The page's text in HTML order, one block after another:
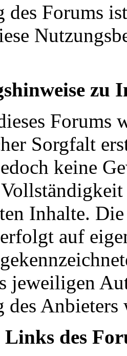
des Forums
zu
Forums
Sorgfalt
keine
Inhalte.
auf
jeweiligen
des Anbieters
Links des